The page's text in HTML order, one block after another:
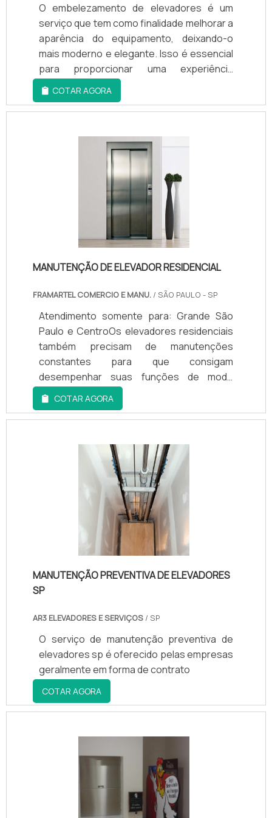
clientes com qualidade.
transtornos.
O embelezamento de elevadores é um
serviço que tem como finalidade melhorar a
aparência do equipamento, deixando-o
mais moderno e elegante. Isso é essencial
para proporcionar uma experiência
agradável aos usuários, pois além de
garantir a funcionalidade do elevador, a
estética também é um fator importante.
COTAR AGORA
MANUTENÇÃO DE ELEVADOR RESIDENCIAL
FRAMARTEL COMERCIO E MANU. / SÃO PAULO - SP
Atendimento somente para: Grande São
Paulo e CentroOs elevadores residenciais
também precisam de manutenções
constantes para que consigam
desempenhar suas funções de modo
correto. Um elevador que não passa por
uma inspeção completa pode ter
problemas e, por consequência,
funcionar enquanto pessoas o utilizam,
causando a insatisfação das pessoas que
o utilizam diariamente.EXISTEM DOIS TIPOS
DE MANUTENÇÃONo entanto, é importante
ressaltar que as manutenções o.
COTAR AGORA
MANUTENÇÃO PREVENTIVA DE ELEVADORES
SP
AR3 ELEVADORES E SERVIÇOS / SP
O serviço de manutenção preventiva de
elevadores sp é oferecido pelas empresas
geralmente em forma de contrato
COTAR AGORA